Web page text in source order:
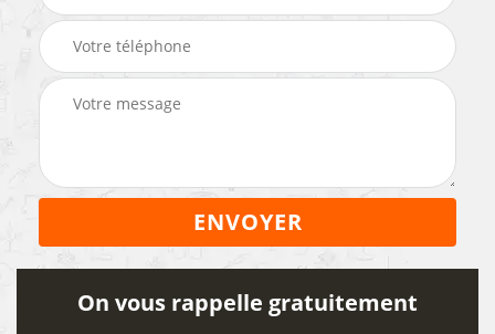
On vous rappelle gratuitement